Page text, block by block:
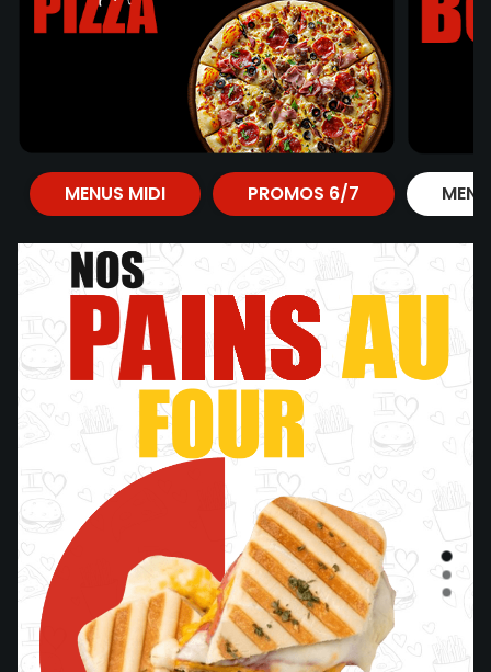
MENUS MIDI PROMOS 6/7